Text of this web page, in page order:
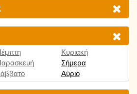
Κυριακή
Σήμερα
Αύριο